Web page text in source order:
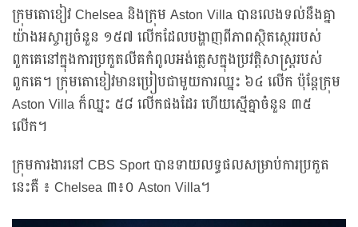
ក្រុមតោខៀវ Chelsea និងក្រុម Aston Villa បានលេងទល់នឹងគ្នា
យ៉ាងអស្ចារ្យចំនួន ១៥៧ លើកដែលបង្ហាញពីភាពស្ថិតស្ថេររបស់
ពួកគេនៅក្នុងការប្រកួតលីគកំពូលអង់គ្លេសក្នុងប្រវត្តិសាស្ត្ររបស់
ពួកគេ។ ក្រុមតោខៀវមានប្រៀបជាមួយការឈ្នះ ៦៤ លើក ប៉ុន្តែក្រុម
Aston Villa ក៏ឈ្នះ ៥៨ លើកផងដែរ ហើយស្មើគ្នាចំនួន ៣៥
លើក។
ក្រុមការងារនៅ CBS Sport បានទាយលទ្ធផលសម្រាប់ការប្រកួត
នេះគឺ ៖ Chelsea ៣៖០ Aston Villa។